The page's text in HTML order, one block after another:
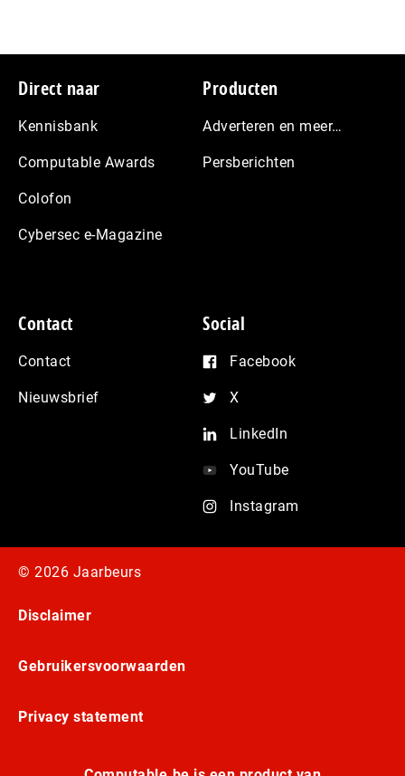
Footer
Direct naar
Kennisbank
Computable Awards
Colofon
Cybersec e-Magazine
Producten
Adverteren en meer…
Persberichten
Contact
Contact
Nieuwsbrief
Social
Facebook
X
LinkedIn
YouTube
Instagram
© 2026 Jaarbeurs
Disclaimer
Gebruikersvoorwaarden
Privacy statement